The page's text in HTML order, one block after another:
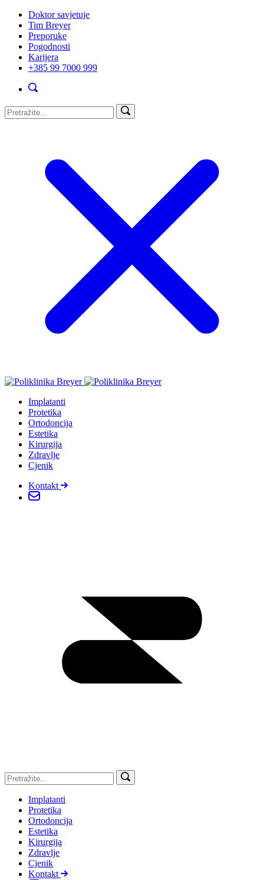
Doktor savjetuje
Tim Breyer
Preporuke
Pogodnosti
Karijera
+385 99 7000 999
Implatanti
Protetika
Ortodoncija
Estetika
Kirurgija
Zdravlje
Cjenik
Kontakt
Implatanti
Protetika
Ortodoncija
Estetika
Kirurgija
Zdravlje
Cjenik
Kontakt